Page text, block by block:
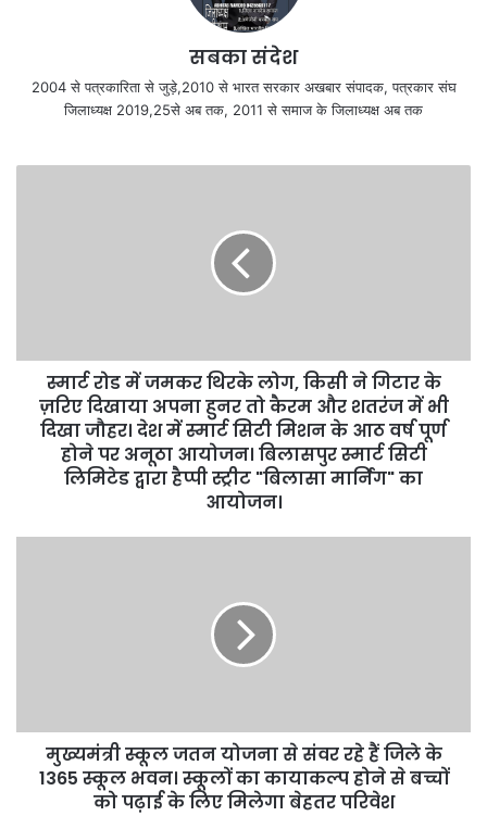
सबका संदेश
2004 से पत्रकारिता से जुड़े,2010 से भारत सरकार अखबार संपादक, पत्रकार संघ
जिलाध्यक्ष 2019,25से अब तक, 2011 से समाज के जिलाध्यक्ष अब तक
स्मार्ट रोड में जमकर थिरके लोग, किसी ने गिटार के
ज़रिए दिखाया अपना हुनर तो कैरम और शतरंज में भी
दिखा जौहर। देश में स्मार्ट सिटी मिशन के आठ वर्ष पूर्ण
होने पर अनूठा आयोजन। बिलासपुर स्मार्ट सिटी
लिमिटेड द्वारा हैप्पी स्ट्रीट "बिलासा मार्निंग" का
आयोजन।
मुख्यमंत्री स्कूल जतन योजना से संवर रहे हैं जिले के
1365 स्कूल भवन। स्कूलों का कायाकल्प होने से बच्चों
को पढ़ाई के लिए मिलेगा बेहतर परिवेश